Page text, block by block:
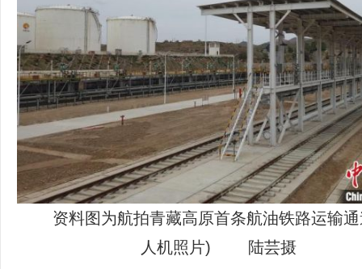
资料图为航拍青藏高原首条航油铁路运输
人机照片) 陆芸摄